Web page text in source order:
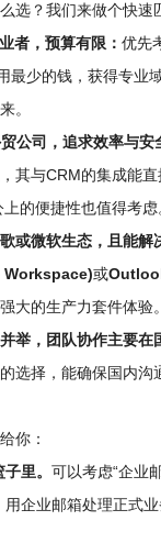
选？我们来做个快速
者，预算有限： 优先
最少的钱，获得专业
。
公司，追求效率与安
其与CRM的集成能直
的便捷性也值得考虑
或微软生态，且能解
或
大的生产力套件体验。
举，团队协作主要在
选择，能确保国内沟
你：
里。 可以考虑“企业
用企业邮箱处理正式